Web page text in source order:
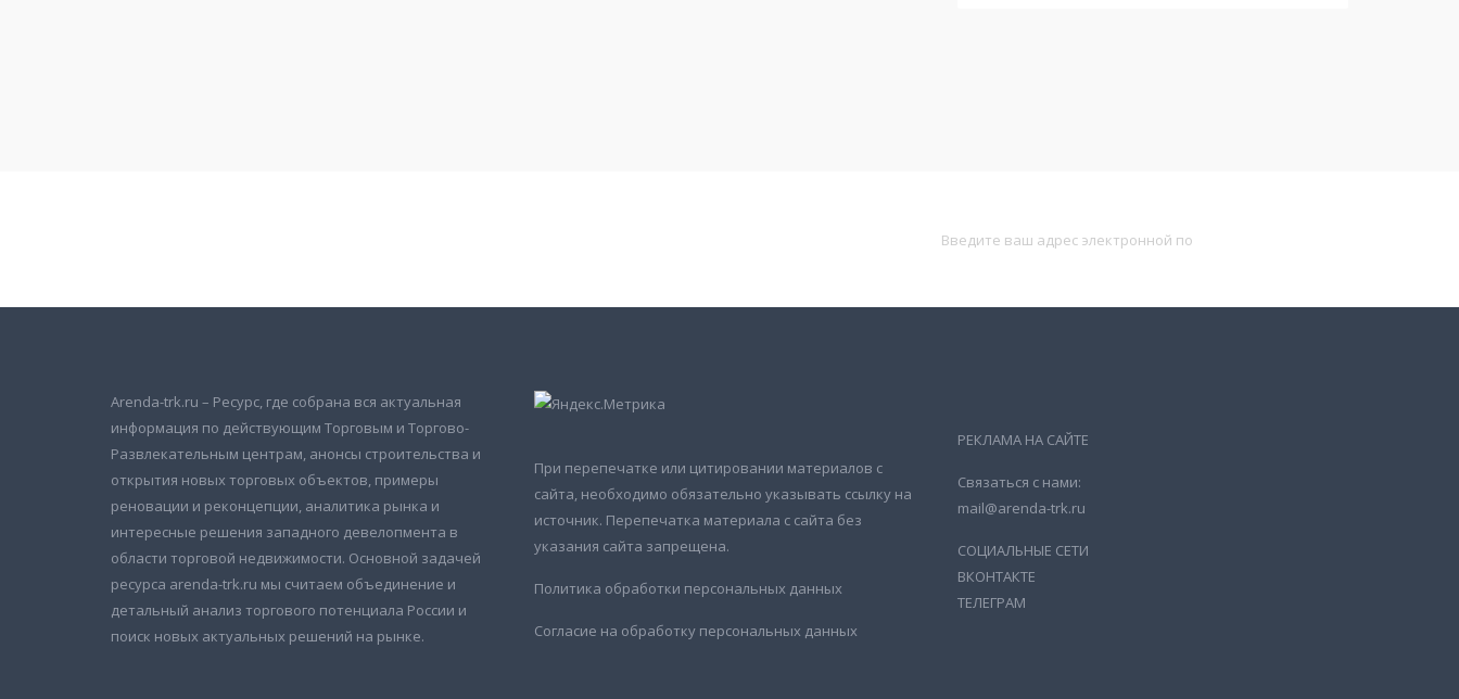
Arenda-trk.ru – Ресурс, где собрана вся актуальная
информация по действующим Торговым и Торгово-
Развлекательным центрам, анонсы строительства и
открытия новых торговых объектов, примеры
реновации и реконцепции, аналитика рынка и
интересные решения западного девелопмента в
области торговой недвижимости. Основной задачей
ресурса arenda-trk.ru мы считаем объединение и
детальный анализ торгового потенциала России и
поиск новых актуальных решений на рынке.
При перепечатке или цитировании материалов с
сайта, необходимо обязательно указывать ссылку на
источник. Перепечатка материала с сайта без
указания сайта запрещена.
Политика обработки персональных данных
Согласие на обработку персональных данных
РЕКЛАМА НА САЙТЕ
Связаться с нами:
mail@arenda-trk.ru
СОЦИАЛЬНЫЕ СЕТИ
ВКОНТАКТЕ
ТЕЛЕГРАМ